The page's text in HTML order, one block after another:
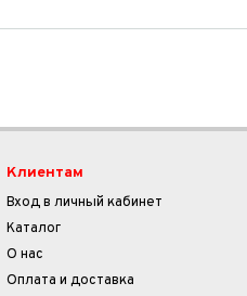
Клиентам
Вход в личный кабинет
Каталог
О нас
Оплата и доставка